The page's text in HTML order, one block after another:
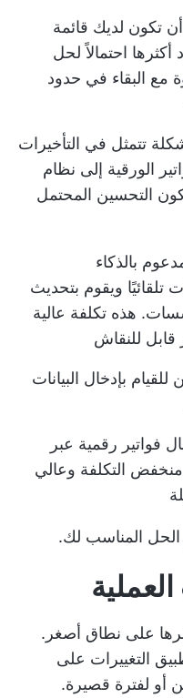
تكون لديك قائمة
أكثرها احتمالاً لحل
مع البقاء في حدود
تتمثل في التأخيرات
الورقية إلى نظام
التحسين المحتمل
بالذكاء
تلقائيًا ويقوم بتحديث
هذه تكلفة عالية
قابل للنقاش
للقيام بإدخال البيانات
فواتير رقمية عبر
منخفض التكلفة وعالي
الحل المناسب لك.
على نطاق أصغر.
التغييرات على
أو لفترة قصيرة.